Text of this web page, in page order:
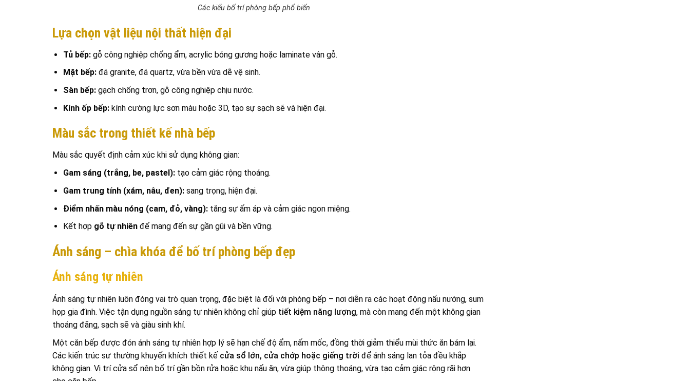
Các kiểu bố trí phòng bếp phổ biến
Lựa chọn vật liệu nội thất hiện đại
Tủ bếp:gỗ công nghiệp chống ẩm, acrylic bóng gương hoặc laminate vân gỗ.
Mặt bếp:đá granite, đá quartz, vừa bền vừa dễ vệ sinh.
Sàn bếp:gạch chống trơn, gỗ công nghiệp chịu nước.
Kính ốp bếp:kính cường lực sơn màu hoặc 3D, tạo sự sạch sẽ và hiện đại.
Màu sắc trong thiết kế nhà bếp
Màu sắc quyết định cảm xúc khi sử dụng không gian:
Gam sáng (trắng, be, pastel):tạo cảm giác rộng thoáng.
Gam trung tính (xám, nâu, đen):sang trọng, hiện đại.
Điểm nhấn màu nóng (cam, đỏ, vàng):tăng sự ấm áp và cảm giác ngon miệng.
Kết hợp gỗ tự nhiênđể mang đến sự gần gũi và bền vững.
Ánh sáng – chìa khóa để bố trí phòng bếp đẹp
Ánh sáng tự nhiên
Ánh sáng tự nhiên luôn đóng vai trò quan trọng, đặc biệt là đối với phòng bếp – nơi diễn ra các hoạt động nấu nướng, sum
họp gia đình. Việc tận dụng nguồn sáng tự nhiên không chỉ giúp tiết kiệm năng lượng, mà còn mang đến một không gian
thoáng đãng, sạch sẽ và giàu sinh khí.
Một căn bếp được đón ánh sáng tự nhiên hợp lý sẽ hạn chế độ ẩm, nấm mốc, đồng thời giảm thiểu mùi thức ăn bám lại.
Các kiến trúc sư thường khuyến khích thiết kế cửa sổ lớn, cửa chớp hoặc giếng trời để ánh sáng lan tỏa đều khắp
không gian. Vị trí cửa sổ nên bố trí gần bồn rửa hoặc khu nấu ăn, vừa giúp thông thoáng, vừa tạo cảm giác rộng rãi hơn